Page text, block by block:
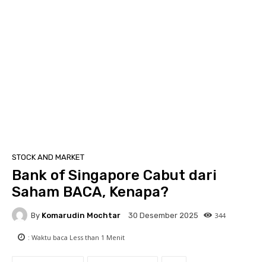
STOCK AND MARKET
Bank of Singapore Cabut dari
Saham BACA, Kenapa?
By Komarudin Mochtar 30 Desember 2025 344
: Waktu baca Less than 1 Menit